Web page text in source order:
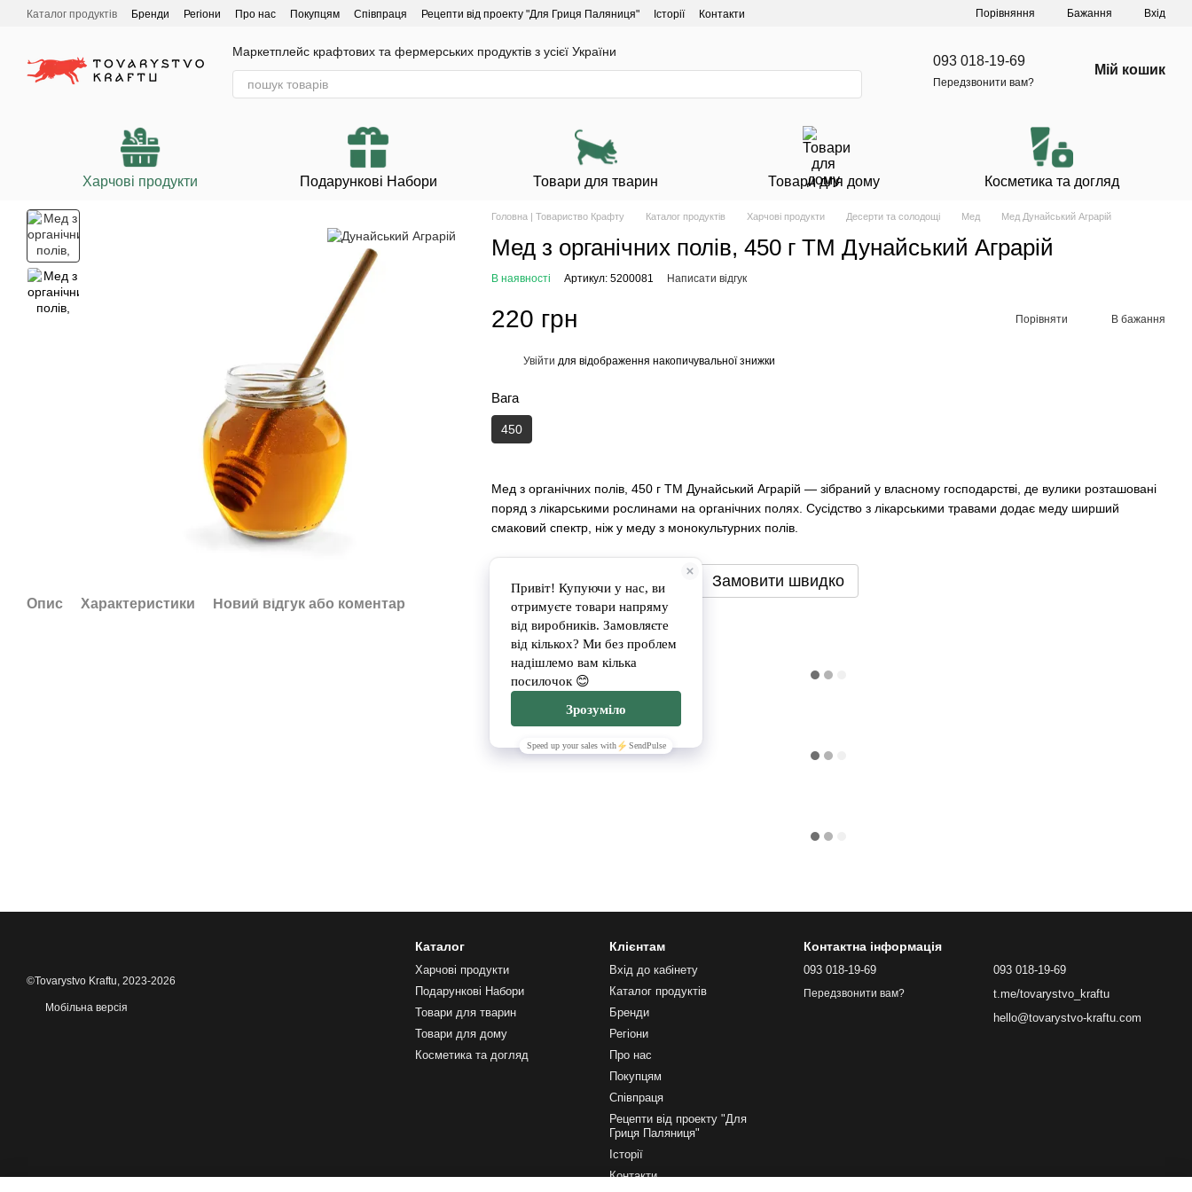
Перейти до основного контенту
Каталог продуктів Бренди Регіони Про нас Покупцям Співпраця Рецепти від проекту "Для Гриця Паляниця" Історії Контакти Порівняння Бажання Вхід
Маркетплейс крафтових та фермерських продуктів з усієї України
093 018-19-69
Передзвонити вам?
Мій кошик
Харчові продукти Подарункові Набори Товари для тварин Товари для дому Косметика та догляд
Опис Характеристики Новий відгук або коментар
Головна | Товариство Крафту Каталог продуктів Харчові продукти Десерти та солодощі Мед Мед Дунайський Аграрій
Мед з органічних полів, 450 г ТМ Дунайський Аграрій
В наявності Артикул: 5200081 Написати відгук
220 грн Порівняти В бажання
Увійти для відображення накопичувальної знижки
Вага
450
Мед з органічних полів, 450 г ТМ Дунайський Аграрій — зібраний у власному господарстві, де вулики розташовані
поряд з лікарськими рослинами на органічних полях. Сусідство з лікарськими травами додає меду ширший
смаковий спектр, ніж у меду з монокультурних полів.
Замовити швидко
Доставка Оплата
©Tovarystvo Kraftu, 2023-2026
Мобільна версія
Каталог
Харчові продукти
Подарункові Набори
Товари для тварин
Товари для дому
Косметика та догляд
Клієнтам
Вхід до кабінету
Каталог продуктів
Бренди
Регіони
Про нас
Покупцям
Співпраця
Рецепти від проекту "Для
Гриця Паляниця"
Історії
Контакти
Контактна інформація
093 018-19-69
Передзвонити вам?
093 018-19-69
t.me/tovarystvo_kraftu
hello@tovarystvo-kraftu.com